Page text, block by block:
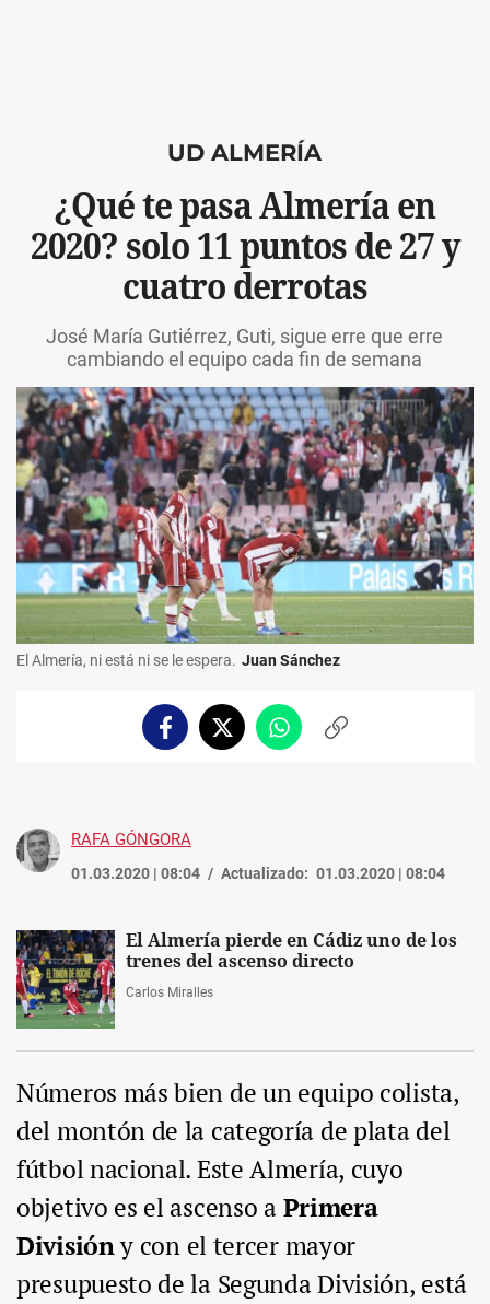
UD ALMERÍA
¿Qué te pasa Almería en
2020? solo 11 puntos de 27 y
cuatro derrotas
José María Gutiérrez, Guti, sigue erre que erre
cambiando el equipo cada fin de semana
El Almería, ni está ni se le espera. Juan Sánchez
FacebookTwitterWhatsappCopiar
RAFA GÓNGORA
01.03.2020 | 08:04 Actualizado: 01.03.2020 | 08:04
El Almería pierde en Cádiz uno de los
trenes del ascenso directo
Carlos Miralles
Números más bien de un equipo colista,
del montón de la categoría de plata del
fútbol nacional. Este Almería, cuyo
objetivo es el ascenso a Primera
Divisióny con el tercer mayor
presupuesto de la Segunda División, está